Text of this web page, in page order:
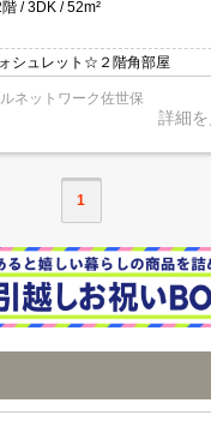
階
3DK 52m²
シュレット☆２階角部屋
ネットワーク佐世保
詳細を
1